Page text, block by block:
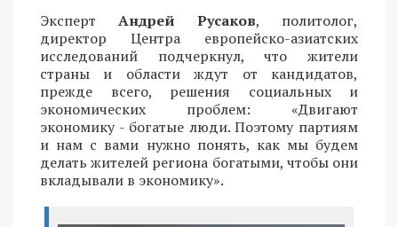
Эксперт Андрей Русаков, политолог,
директор Центра европейско-азиатских
исследований подчеркнул, что жители
страны и области ждут от кандидатов,
прежде всего, решения социальных и
экономических проблем: «Двигают
экономику - богатые люди. Поэтому партиям
и нам с вами нужно понять, как мы будем
делать жителей региона богатыми, чтобы они
вкладывали в экономику».